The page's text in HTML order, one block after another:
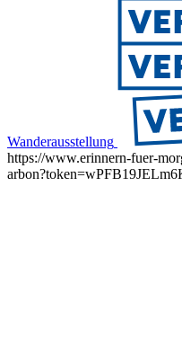
Wanderausstellung
https://www.erinnern-fuer-